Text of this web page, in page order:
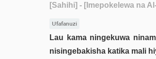
[Sahihi] - [Imepokelewa na
Ufafanuzi
Lau kama ningekuwa
nisingebakisha katika mali